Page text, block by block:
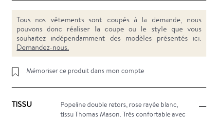
Tous nos vêtements sont coupés à la demande, nous
pouvons donc réaliser la coupe ou le style que vous
souhaitez indépendamment des modèles présentés ici.
Demandez-nous.
Mémoriser ce produit dans mon compte
TISSU
Popeline double retors, rose rayée blanc,
tissu Thomas Mason. Très confortable avec